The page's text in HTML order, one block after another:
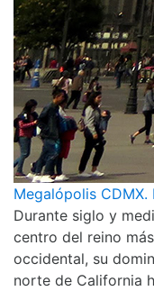
Megalópolis
Durante siglo y
centro del reino
occidental, su
norte de California